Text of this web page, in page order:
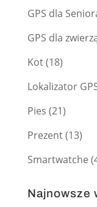
GPS dla
GPS dla
Kot(18)
Lokalizator
Pies (21)
Prezent(13)
Smartwatche
Najnowsze